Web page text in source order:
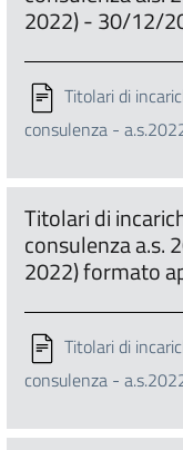
2022) - 30/12/
Titolari di
consulenza -
Titolari di
consulenza a.s.
2022) formato
Titolari di
consulenza -